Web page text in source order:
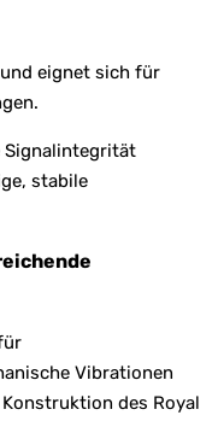
eignet sich für
Signalintegrität
stabile
Vibrationen
des Royal